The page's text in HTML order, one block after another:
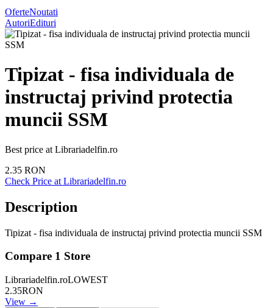
OferteNoutati
AutoriEdituri
Tipizat - fisa individuala de
instructaj privind protectia
muncii SSM
Best price at Librariadelfin.ro
2.35 RON
Check Price at Librariadelfin.ro
Description
Tipizat - fisa individuala de instructaj privind protectia muncii SSM
Compare 1 Store
Librariadelfin.roLOWEST
2.35RON
View →